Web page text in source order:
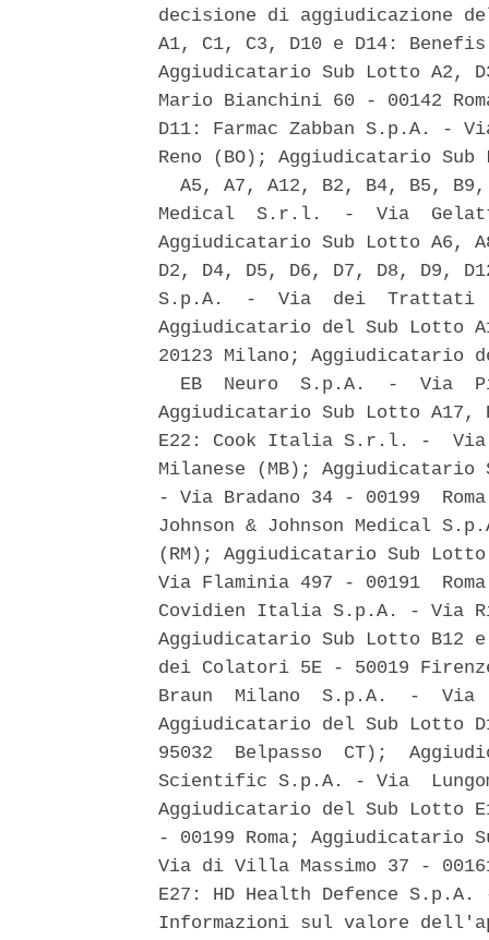
decisione di aggiudicazione
A1, C1, C3, D10 e D14:
Aggiudicatario Sub Lotto
Mario Bianchini 60 - 00142
D11: Farmac Zabban S.p.A. -
Reno (BO); Aggiudicatario
A5, A7, A12, B2, B4, B5,
Medical  S.r.l.  -  Via
Aggiudicatario Sub Lotto A6,
D2, D4, D5, D6, D7, D8, D9,
S.p.A.  -  Via  dei  Trattati
Aggiudicatario del Sub Lotto
20123 Milano; Aggiudicatario
EB  Neuro  S.p.A.  -  Via
Aggiudicatario Sub Lotto
E22: Cook Italia S.r.l. -  Via
Milanese (MB);
- Via Bradano 34 - 00199
Johnson & Johnson Medical
(RM); Aggiudicatario Sub
Via Flaminia 497 - 00191
Covidien Italia S.p.A. - Via
Aggiudicatario Sub Lotto
dei Colatori 5E - 50019
Braun  Milano  S.p.A.  -  Via
Aggiudicatario del Sub Lotto
95032  Belpasso  CT);
Scientific S.p.A. - Via
Aggiudicatario del Sub Lotto
- 00199 Roma;
Via di Villa Massimo 37 -
E27: HD Health Defence
Informazioni sul valore